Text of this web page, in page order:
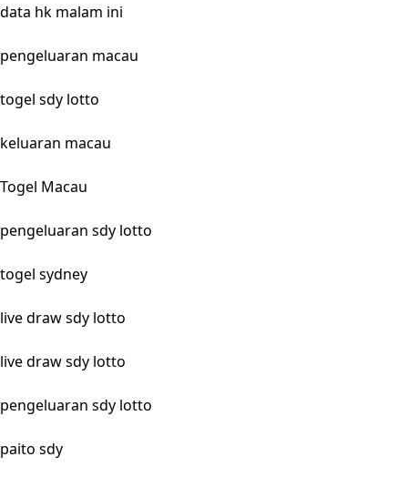
data hk malam ini
pengeluaran macau
togel sdy lotto
keluaran macau
Togel Macau
pengeluaran sdy lotto
togel sydney
live draw sdy lotto
live draw sdy lotto
pengeluaran sdy lotto
paito sdy